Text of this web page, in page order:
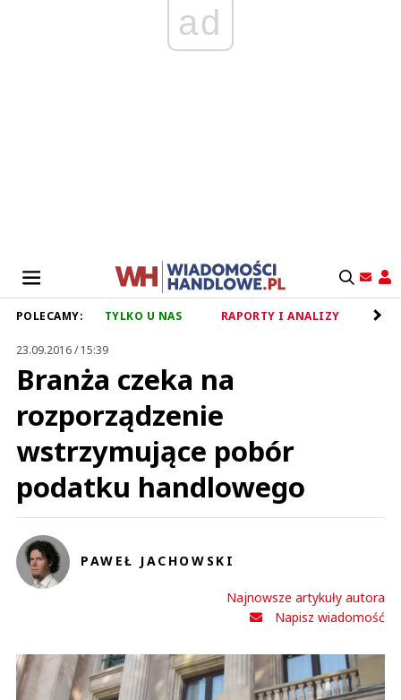
ad
POLECAMY: TYLKO U NAS RAPORTY I ANALIZY
23.09.2016 / 15:39
Branża czeka na
rozporządzenie
wstrzymujące pobór
podatku handlowego
PAWEŁ JACHOWSKI
Najnowsze artykuły autora
Napisz wiadomość